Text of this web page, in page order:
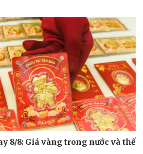
8/8: Giá vàng trong nước và thế